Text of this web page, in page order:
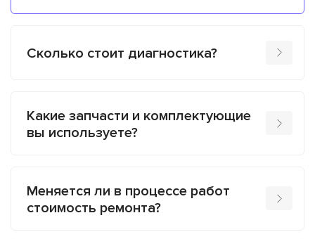
Сколько стоит диагностика?
Какие запчасти и комплектующие
вы используете?
Меняется ли в процессе работ
стоимость ремонта?